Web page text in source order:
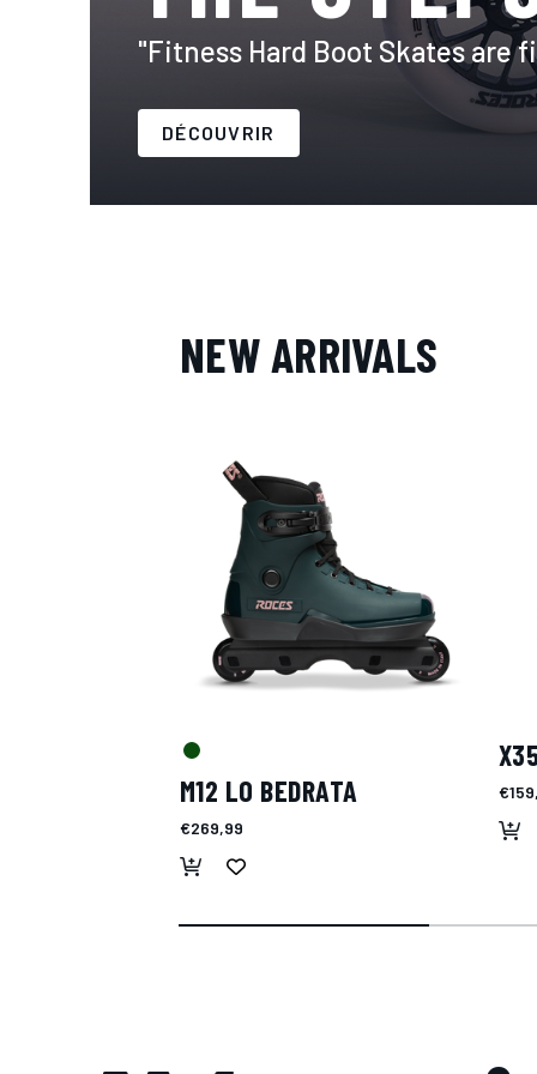
"Fitness Hard Boot Skates are
DÉCOUVRIR
NEW ARRIVALS
M12 LO BEDRATA
€269,99